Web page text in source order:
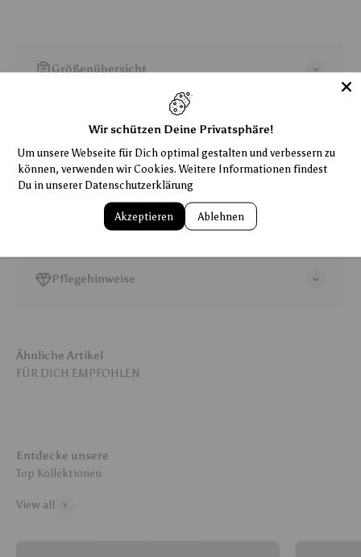
Größenübersicht
Allgemeiner Hinweis
Shipping/Versand
14 Tage Rückgabegarantie
Pflegehinweise
Ähnliche Artikel
Entdecke unsere
View all
Wir schützen Deine Privatsphäre!
Um unsere Webseite für Dich optimal gestalten und verbessern zu
können, verwenden wir Cookies. Weitere Informationen findest
Du in unserer Datenschutzerklärung
Akzeptieren Ablehnen